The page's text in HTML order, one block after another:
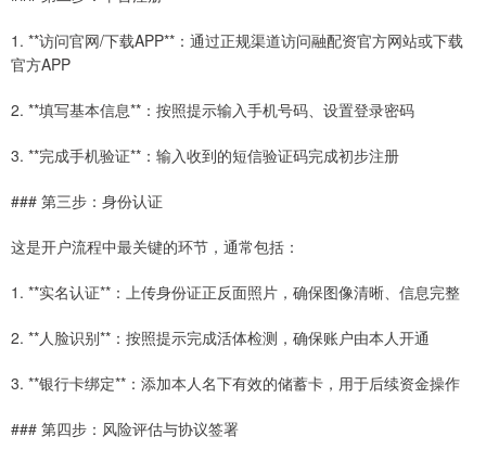
1. **访问官网/下载APP**：通过正规渠道访问融配资官方网站或下载
官方APP
2. **填写基本信息**：按照提示输入手机号码、设置登录密码
3. **完成手机验证**：输入收到的短信验证码完成初步注册
### 第三步：身份认证
这是开户流程中最关键的环节，通常包括：
1. **实名认证**：上传身份证正反面照片，确保图像清晰、信息完整
2. **人脸识别**：按照提示完成活体检测，确保账户由本人开通
3. **银行卡绑定**：添加本人名下有效的储蓄卡，用于后续资金操作
### 第四步：风险评估与协议签署